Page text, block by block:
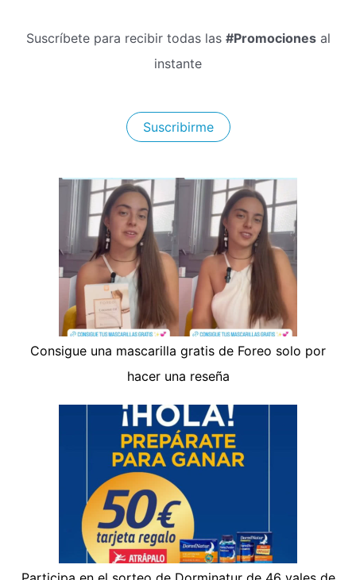
Suscríbete para recibir todas las #Promocionesal
instante
Suscribirme
Consigue una mascarilla gratis de Foreo solo por
hacer una reseña